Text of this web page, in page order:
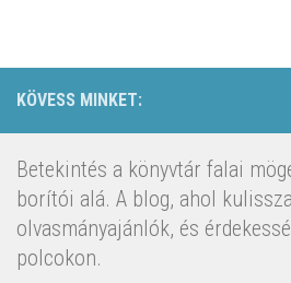
KÖVESS MINKET:
Betekintés a könyvtár falai
borítói alá. A blog, ahol
olvasmányajánlók, és
polcokon.